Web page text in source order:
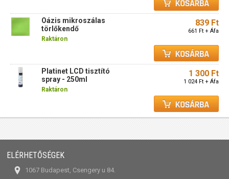
Oázis mikroszálas
törlőkendő
Raktáron
839 Ft
661 Ft + Áfa
Platinet LCD tisztító
spray - 250ml
Raktáron
1 300 Ft
1 024 Ft + Áfa
ELÉRHETŐSÉGEK
1067 Budapest, Csengery u 84.